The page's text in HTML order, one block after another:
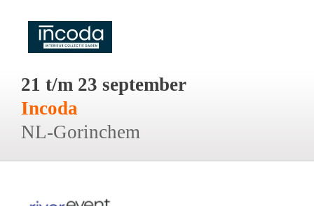
21 t/m 23 september
Incoda
NL-Gorinchem